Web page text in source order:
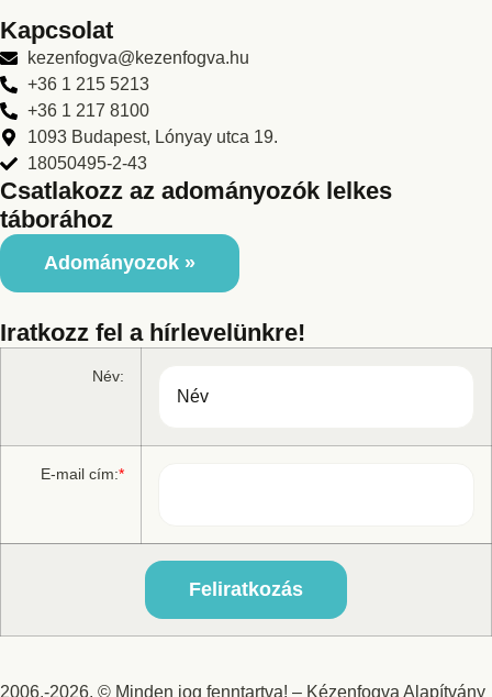
Kapcsolat
kezenfogva@kezenfogva.hu
+36 1 215 5213
+36 1 217 8100
1093 Budapest, Lónyay utca 19.
18050495-2-43
Csatlakozz az adományozók lelkes
táborához
Adományozok »
Iratkozz fel a hírlevelünkre!
Név:
E-mail cím:*
2006.-2026. © Minden jog fenntartva! – Kézenfogva Alapítvány